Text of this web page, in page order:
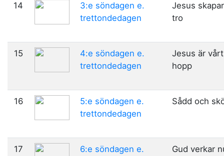
14
3:e söndagen e.
trettondedagen
Jesus skapar
tro
15
4:e söndagen e.
trettondedagen
Jesus är vårt
hopp
16
5:e söndagen e.
trettondedagen
Sådd och
17
6:e söndagen e.
Gud verkar